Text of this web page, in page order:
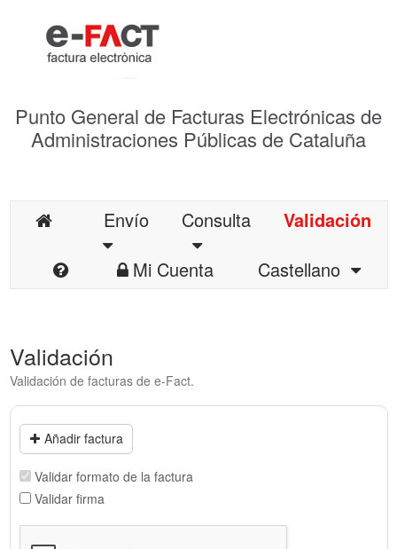
Punto General de Facturas Electrónicas de
Administraciones Públicas de Cataluña
Envío Consulta
Validación
Mi Cuenta
Castellano
Validación
Validación de facturas de e-Fact.
Añadir factura
Validar formato de la factura
Validar firma